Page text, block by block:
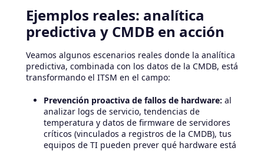
Ejemplos reales: analítica
predictiva y CMDB en acción
Veamos algunos escenarios reales donde la analítica
predictiva, combinada con los datos de la CMDB, está
transformando el ITSM en el campo:
Prevención proactiva de fallos de hardware: al
analizar logs de servicio, tendencias de
temperatura y datos de firmware de servidores
críticos (vinculados a registros de la CMDB), tus
equipos de TI pueden prever qué hardware está